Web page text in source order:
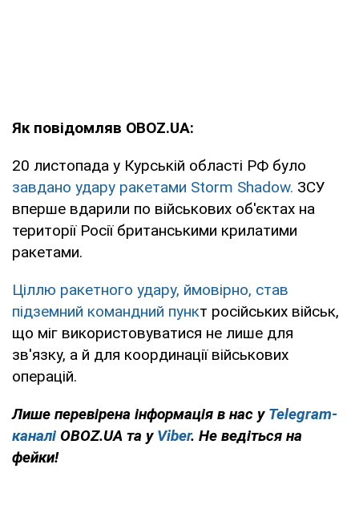
Як повідомляв OBOZ.UA:
20 листопада у Курській області РФ було
завдано удару ракетами Storm Shadow. ЗСУ
вперше вдарили по військових об'єктах на
території Росії британськими крилатими
ракетами.
Ціллю ракетного удару, ймовірно, став
підземний командний пункт російських військ,
що міг використовуватися не лише для
зв'язку, а й для координації військових
операцій.
Лише перевірена інформація в нас у Telegram-
каналі OBOZ.UA та у Viber. Не ведіться на
фейки!